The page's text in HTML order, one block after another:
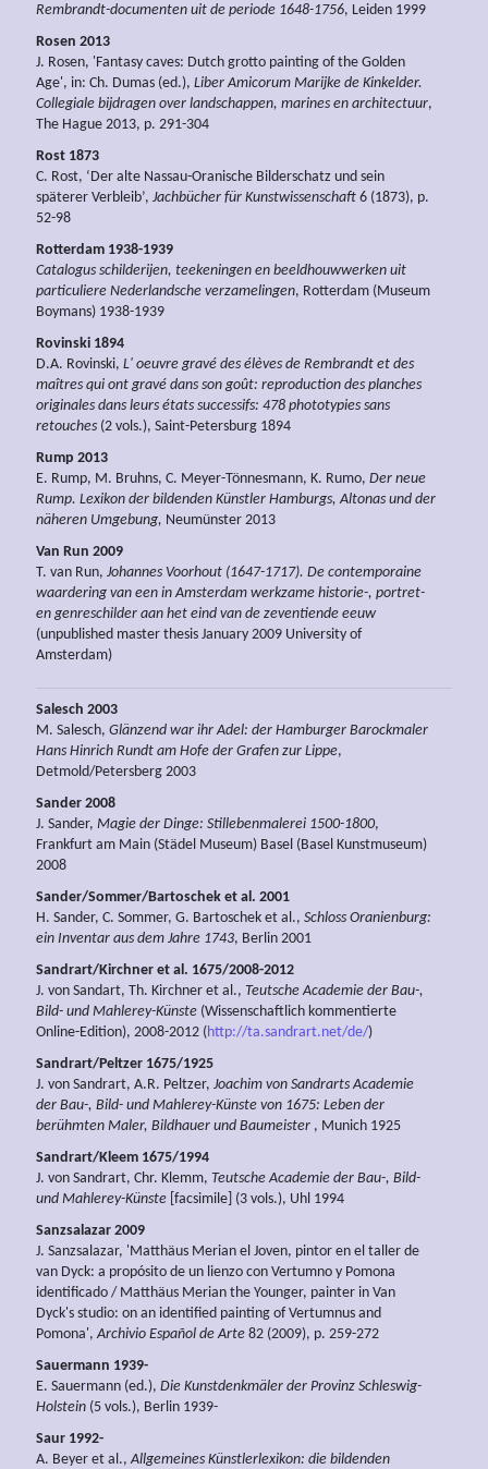
Rembrandt-documenten uit de periode 1648-1756, Leiden 1999
Rosen 2013
J. Rosen, 'Fantasy caves: Dutch grotto painting of the Golden
Age', in: Ch. Dumas (ed.), Liber Amicorum Marijke de Kinkelder.
Collegiale bijdragen over landschappen, marines en architectuur,
The Hague 2013, p. 291-304
Rost 1873
C. Rost, ‘Der alte Nassau-Oranische Bilderschatz und sein
späterer Verbleib’, Jachbücher für Kunstwissenschaft 6 (1873), p.
52-98
Rotterdam 1938-1939
Catalogus schilderijen, teekeningen en beeldhouwwerken uit
particuliere Nederlandsche verzamelingen, Rotterdam (Museum
Boymans) 1938-1939
Rovinski 1894
D.A. Rovinski, L' oeuvre gravé des élèves de Rembrandt et des
maîtres qui ont gravé dans son goût: reproduction des planches
originales dans leurs états successifs: 478 phototypies sans
retouches (2 vols.), Saint-Petersburg 1894
Rump 2013
E. Rump, M. Bruhns, C. Meyer-Tönnesmann, K. Rumo, Der neue
Rump. Lexikon der bildenden Künstler Hamburgs, Altonas und der
näheren Umgebung, Neumünster 2013
Van Run 2009
T. van Run, Johannes Voorhout (1647-1717). De contemporaine
waardering van een in Amsterdam werkzame historie-, portret-
en genreschilder aan het eind van de zeventiende eeuw
(unpublished master thesis January 2009 University of
Amsterdam)
Salesch 2003
M. Salesch, Glänzend war ihr Adel: der Hamburger Barockmaler
Hans Hinrich Rundt am Hofe der Grafen zur Lippe,
Detmold/Petersberg 2003
Sander 2008
J. Sander, Magie der Dinge: Stillebenmalerei 1500-1800,
Frankfurt am Main (Städel Museum) Basel (Basel Kunstmuseum)
2008
Sander/Sommer/Bartoschek et al. 2001
H. Sander, C. Sommer, G. Bartoschek et al., Schloss Oranienburg:
ein Inventar aus dem Jahre 1743, Berlin 2001
Sandrart/Kirchner et al. 1675/2008-2012
J. von Sandart, Th. Kirchner et al., Teutsche Academie der Bau-,
Bild- und Mahlerey-Künste (Wissenschaftlich kommentierte
Online-Edition), 2008-2012 ( http://ta.sandrart.net/de/)
Sandrart/Peltzer 1675/1925
J. von Sandrart, A.R. Peltzer, Joachim von Sandrarts Academie
der Bau-, Bild- und Mahlerey-Künste von 1675: Leben der
berühmten Maler, Bildhauer und Baumeister , Munich 1925
Sandrart/Kleem 1675/1994
J. von Sandrart, Chr. Klemm, Teutsche Academie der Bau-, Bild-
und Mahlerey-Künste [facsimile] (3 vols.), Uhl 1994
Sanzsalazar 2009
J. Sanzsalazar, 'Matthäus Merian el Joven, pintor en el taller de
van Dyck: a propósito de un lienzo con Vertumno y Pomona
identificado / Matthäus Merian the Younger, painter in Van
Dyck's studio: on an identified painting of Vertumnus and
Pomona',Archivio Español de Arte 82 (2009), p. 259-272
Sauermann 1939-
E. Sauermann (ed.), Die Kunstdenkmäler der Provinz Schleswig-
Holstein (5 vols.), Berlin 1939-
Saur 1992-
A. Beyer et al.,Allgemeines Künstlerlexikon: die bildenden